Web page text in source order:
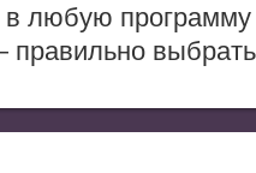
в любую